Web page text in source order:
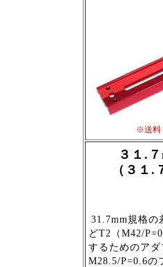
※送料
３１.
（３１.
31.7mm規格の
どT2（M42/
するためのア
M28.5/P=0.6の